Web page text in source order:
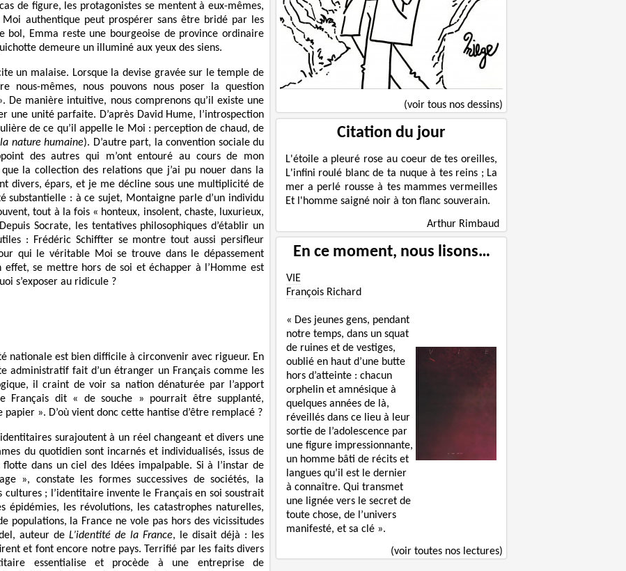
de figure, les protagonistes se mentent à eux-mêmes,
authentique peut prospérer sans être bridé par les
bol, Emma reste une bourgeoise de province ordinaire
demeure un illuminé aux yeux des siens.
un malaise. Lorsque la devise gravée sur le temple de
nous-mêmes, nous pouvons nous poser la question
De manière intuitive, nous comprenons qu’il existe une
une unité parfaite. D’après David Hume, l’introspection
de ce qu’il appelle le Moi : perception de chaud, de
nature humaine). D’autre part, la convention sociale du
des autres qui m’ont entouré au cours de mon
la collection des relations que j’ai pu nouer dans la
divers, épars, et je me décline sous une multiplicité de
substantielle : à ce sujet, Montaigne parle d’un individu
tout à la fois « honteux, insolent, chaste, luxurieux,
Socrate, les tentatives philosophiques d’établir un
: Frédéric Schiffter se montre tout aussi persifleur
qui le véritable Moi se trouve dans le dépassement
se mettre hors de soi et échapper à l’Homme est
s’exposer au ridicule ?
nationale est bien difficile à circonvenir avec rigueur. En
administratif fait d’un étranger un Français comme les
il craint de voir sa nation dénaturée par l’apport
Français dit « de souche » pourrait être supplanté,
». D’où vient donc cette hantise d’être remplacé ?
surajoutent à un réel changeant et divers une
du quotidien sont incarnés et individualisés, issus de
dans un ciel des Idées impalpable. Si à l’instar de
», constate les formes successives de sociétés, la
; l’identitaire invente le Français en soi soustrait
épidémies, les révolutions, les catastrophes naturelles,
populations, la France ne vole pas hors des vicissitudes
auteur de L’identité de la France, le disait déjà : les
et font encore notre pays. Terrifié par les faits divers
essentialise et procède à une entreprise de
(voir tous nos dessins)
Citation du jour
L'étoile a pleuré rose au coeur de tes oreilles,
L'infini roulé blanc de ta nuque à tes reins ; La
mer a perlé rousse à tes mammes vermeilles
Et l'homme saigné noir à ton flanc souverain.
Arthur Rimbaud
En ce moment, nous lisons…
VIE
François Richard
« Des jeunes gens, pendant
notre temps, dans un squat
de ruines et de vestiges,
oublié en haut d’une butte
hors d’atteinte : chacun
orphelin et amnésique à
quelques années de là,
réveillés dans ce lieu à leur
sortie de l’adolescence par
une figure impressionnante,
un homme bâti de récits et
langues qu’il est le dernier
à connaître. Qui transmet
une lignée vers le secret de
toute chose, de l’univers
manifesté, et sa clé ».
(voir toutes nos lectures)